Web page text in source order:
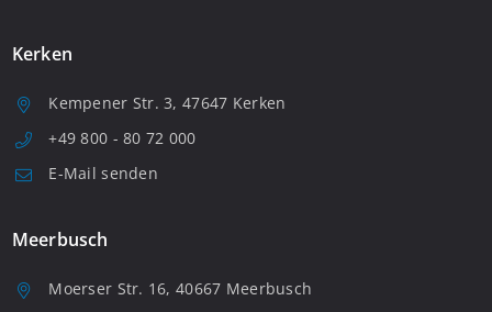
Kerken
Kempener Str. 3, 47647 Kerken
+49 800 - 80 72 000
E-Mail senden
Meerbusch
Moerser Str. 16, 40667 Meerbusch